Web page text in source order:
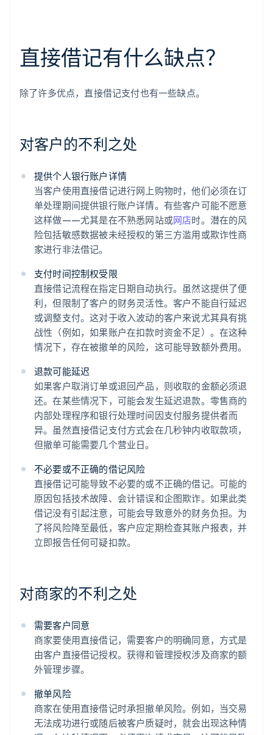
直接借记有什么缺点？
除了许多优点，直接借记支付也有一些缺点。
对客户的不利之处
提供个人银行账户详情
当客户使用直接借记进行网上购物时，他们必须在订
单处理期间提供银行账户详情。有些客户可能不愿意
这样做——尤其是在不熟悉网站或网店时。潜在的风
险包括敏感数据被未经授权的第三方滥用或欺诈性商
家进行非法借记。
支付时间控制权受限
直接借记流程在指定日期自动执行。虽然这提供了便
利，但限制了客户的财务灵活性。客户不能自行延迟
或调整支付。这对于收入波动的客户来说尤其具有挑
战性（例如，如果账户在扣款时资金不足）。在这种
情况下，存在被撤单的风险，这可能导致额外费用。
退款可能延迟
如果客户取消订单或退回产品，则收取的金额必须退
还。在某些情况下，可能会发生延迟退款。零售商的
内部处理程序和银行处理时间因支付服务提供者而
异。虽然直接借记支付方式会在几秒钟内收取款项，
但撤单可能需要几个营业日。
不必要或不正确的借记风险
直接借记可能导致不必要的或不正确的借记。可能的
原因包括技术故障、会计错误和企图欺诈。如果此类
借记没有引起注意，可能会导致意外的财务负担。为
了将风险降至最低，客户应定期检查其账户报表，并
立即报告任何可疑扣款。
对商家的不利之处
需要客户同意
商家要使用直接借记，需要客户的明确同意，方式是
由客户直接借记授权。获得和管理授权涉及商家的额
外管理步骤。
撤单风险
商家在使用直接借记时承担撤单风险。例如，当交易
无法成功进行或随后被客户质疑时，就会出现这种情